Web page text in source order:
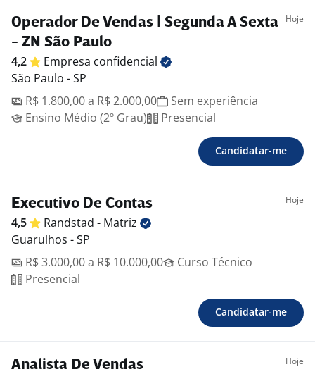
Operador De Vendas | Segunda A Sexta
- ZN São Paulo
Hoje
4,2 Empresa confidencial
São Paulo - SP
R$ 1.800,00 a R$ 2.000,00
Sem experiência
Ensino Médio (2º Grau)
Presencial
Candidatar-me
Executivo De Contas Hoje
4,5 Randstad - Matriz
Guarulhos - SP
R$ 3.000,00 a R$ 10.000,00
Curso Técnico
Presencial
Candidatar-me
Analista De Vendas Hoje